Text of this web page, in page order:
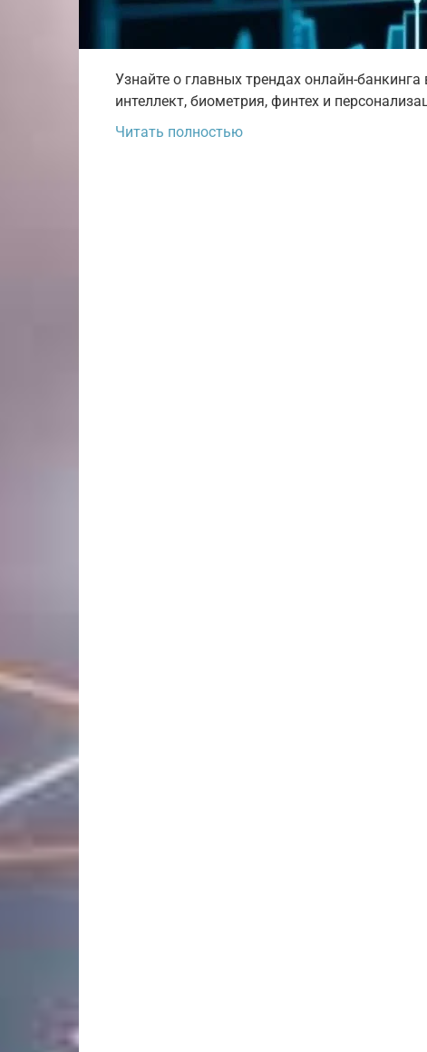
Узнайте о главных трендах онлайн-
интеллект, биометрия, финтех и
Читать полностью